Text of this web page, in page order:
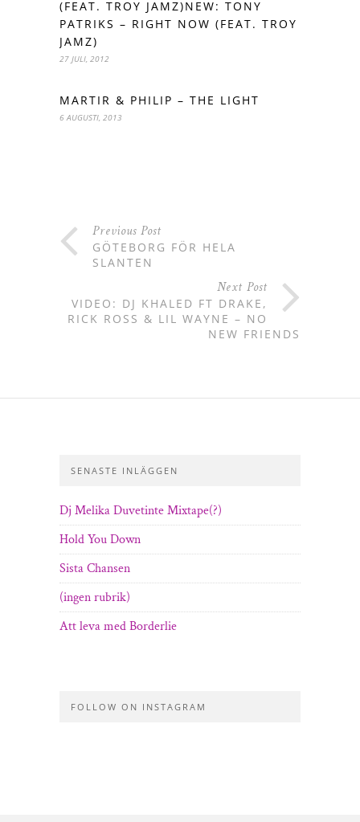
(FEAT. TROY JAMZ)NEW: TONY
PATRIKS – RIGHT NOW (FEAT. TROY
JAMZ)
27 JULI, 2012
MARTIR & PHILIP – THE LIGHT
6 AUGUSTI, 2013
Previous Post
GÖTEBORG FÖR HELA
SLANTEN
Next Post
VIDEO: DJ KHALED FT DRAKE,
RICK ROSS & LIL WAYNE – NO
NEW FRIENDS
SENASTE INLÄGGEN
Dj Melika Duvetinte Mixtape(?)
Hold You Down
Sista Chansen
(ingen rubrik)
Att leva med Borderlie
FOLLOW ON INSTAGRAM